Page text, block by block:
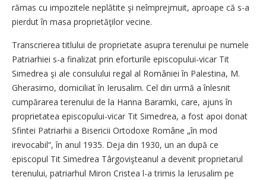
rămas cu impozitele ne­plă­ti­te şi neîmprejmuit, aproape că s-a
pierdut în masa pro­pr­i­e­tă­ţilor vecine.
Transcrierea titlului de proprietate asupra terenului pe numele
Patriarhiei s-a finalizat prin eforturile episcopului-vicar Tit
Simedrea şi ale consulului regal al României în Palestina, M.
Gherasimo, domiciliat în Ie­ru­salim. Cel din urmă a înlesnit
cumpărarea terenului de la Hanna Baramki, care, ajuns în
proprietatea episcopului-vicar Tit Simedrea, a fost apoi donat
Sfintei Patriarhii a Bisericii Ortodoxe Române „în mod
irevocabil“, în anul 1935. Deja din 1930, un an după ce
episcopul Tit Simedrea Târgovişteanul a devenit proprietarul
terenului, pa­triarhul Miron Cristea l-a tri­mis la Ierusalim pe